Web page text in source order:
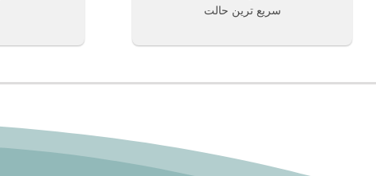
سریع ترین حالت